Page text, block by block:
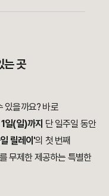
는 곳
있을까요? 바로
일(일)까지 단 일주일 동안
릴레이'의 첫 번째
무제한 제공하는 특별한